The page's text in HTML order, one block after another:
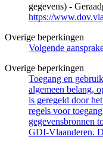
gegevens) -
https://
Overige beperkingen
Volgende
Overige beperkingen
Toegang en
algemeen belang,
is geregeld door
regels voor
gegevensbronnen
GDI-Vlaanderen.